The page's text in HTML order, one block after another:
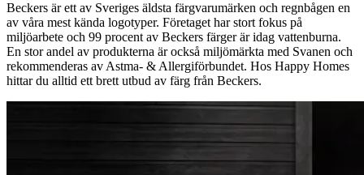
Beckers är ett av Sveriges äldsta färgvarumärken och regnbågen en
av våra mest kända logotyper. Företaget har stort fokus på
miljöarbete och 99 procent av Beckers färger är idag vattenburna.
En stor andel av produkterna är också miljömärkta med Svanen och
rekommenderas av Astma- & Allergiförbundet. Hos Happy Homes
hittar du alltid ett brett utbud av färg från Beckers.